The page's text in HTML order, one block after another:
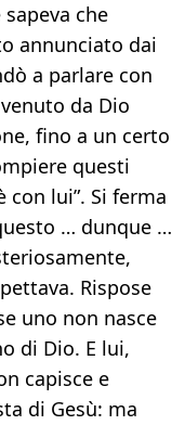
che
annunciato dai
a parlare con
da Dio
fino a un certo
questi
con lui”. Si ferma
… dunque …
Rispose
uno non nasce
di Dio. E lui,
capisce e
di Gesù: ma